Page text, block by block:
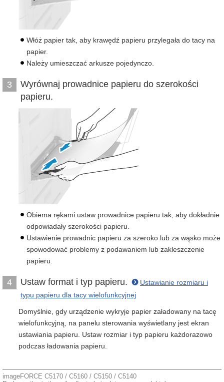
Włóż papier tak, aby krawędź papieru przylegała do tacy na
papier.
Należy umieszczać arkusze pojedynczo.
3
Wyrównaj prowadnice papieru do szerokości
papieru.
Obiema rękami ustaw prowadnice papieru tak, aby dokładnie
odpowiadały szerokości papieru.
Ustawienie prowadnic papieru za szeroko lub za wąsko może
spowodować problemy z podawaniem lub zakleszczenie
papieru.
4 Ustaw format i typ papieru.
Ustawianie rozmiaru i
typu papieru dla tacy wielofunkcyjnej
Domyślnie, gdy urządzenie wykryje papier załadowany na tacę
wielofunkcyjną, na panelu sterowania wyświetlany jest ekran
ustawiania papieru. Ustaw rozmiar i typ papieru każdorazowo
podczas ładowania papieru.
imageFORCE C5170 / C5160 / C5150 / C5140